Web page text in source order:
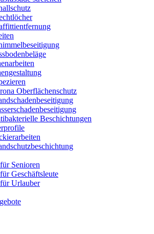
Oberflächenschutz
Beschichtungen
Senioren
Geschäftsleute
Urlauber